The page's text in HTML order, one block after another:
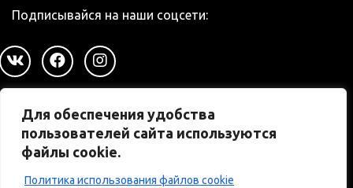
Для обеспечения удобства
пользователей сайта используются
файлы cookie.
Политика использования файлов cookie
Подписывайся на наши соцсети:
Правила посещения
Положение об абонементах
Положение о сертификатах
Положение о скидках